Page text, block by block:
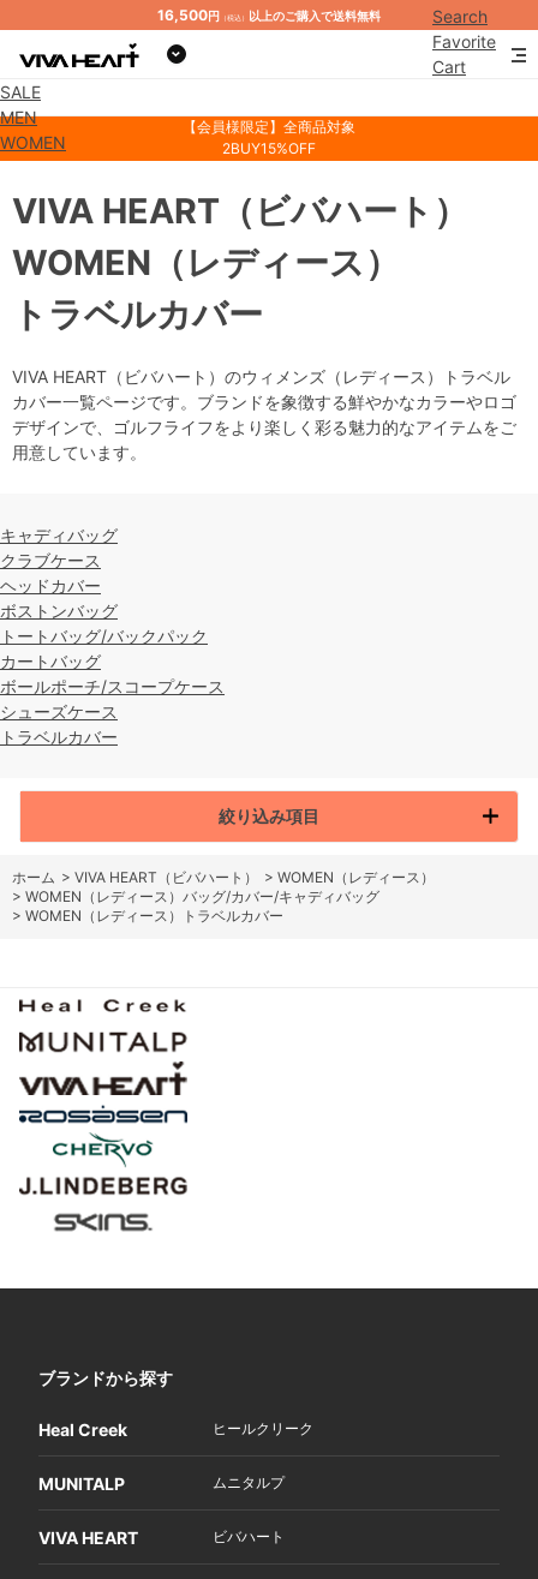
16,500円 （税込） 以上のご購入で送料無料
Search
Favorite
Cart
SALE
MEN
WOMEN
【会員様限定】全商品対象
2BUY15%OFF
トラベルカバー
VIVA HEART （ビバハート）
WOMEN （レディース）
VIVA HEART（ビバハート）のウィメンズ（レディース）トラベル
カバー一覧ページです。ブランドを象徴する鮮やかなカラーやロゴ
デザインで、ゴルフライフをより楽しく彩る魅力的なアイテムをご
用意しています。
キャディバッグ
クラブケース
ヘッドカバー
ボストンバッグ
トートバッグ/バックパック
カートバッグ
ボールポーチ/スコープケース
シューズケース
トラベルカバー
絞り込み項目
ホーム > VIVA HEART（ビバハート） > WOMEN（レディース）
> WOMEN（レディース）バッグ/カバー/キャディバッグ
> WOMEN（レディース）トラベルカバー
ブランドから探す
Heal Creek ヒールクリーク
MUNITALP ムニタルプ
VIVA HEART ビバハート